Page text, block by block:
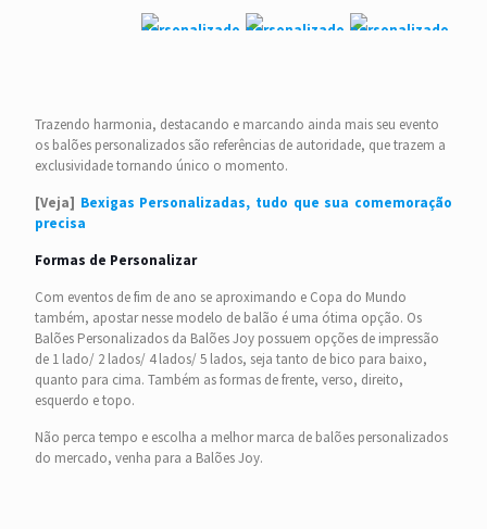
Trazendo harmonia, destacando e marcando ainda mais seu evento
os balões personalizados são referências de autoridade, que trazem a
exclusividade tornando único o momento.
[Veja] Bexigas Personalizadas, tudo que sua comemoração
precisa
Formas de Personalizar
Com eventos de fim de ano se aproximando e Copa do Mundo
também, apostar nesse modelo de balão é uma ótima opção. Os
Balões Personalizados da Balões Joy possuem opções de impressão
de 1 lado/ 2 lados/ 4 lados/ 5 lados, seja tanto de bico para baixo,
quanto para cima. Também as formas de frente, verso, direito,
esquerdo e topo.
Não perca tempo e escolha a melhor marca de balões personalizados
do mercado, venha para a Balões Joy.